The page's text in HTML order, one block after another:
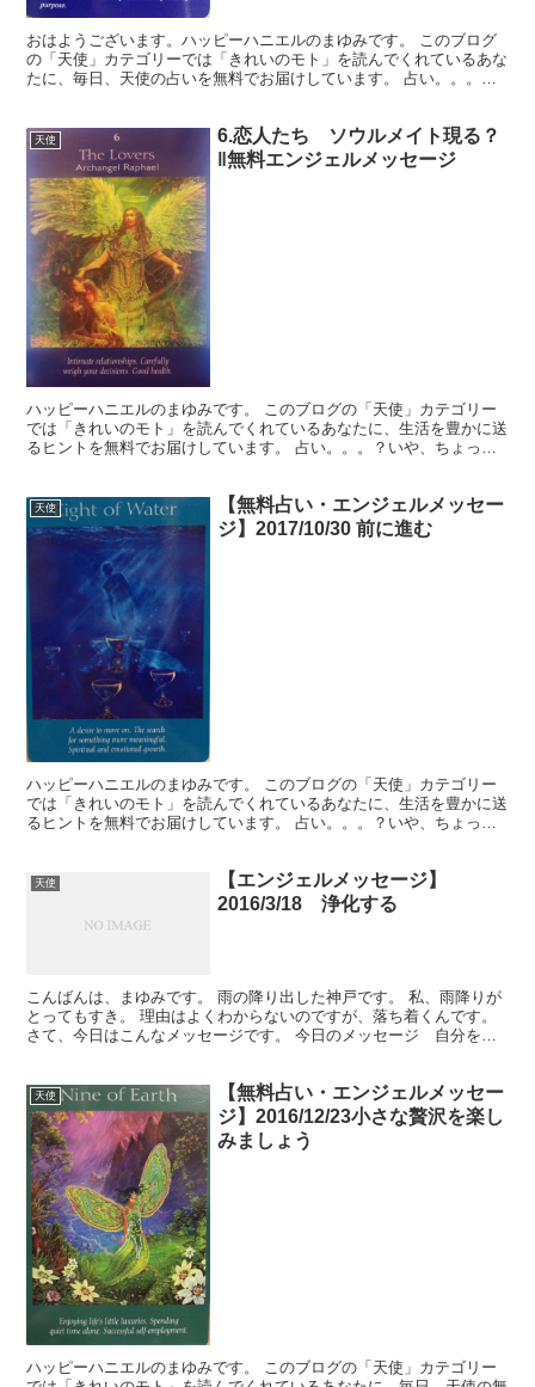
おはようございます。ハッピーハニエルのまゆみです。 このブログ
の「天使」カテゴリーでは「きれいのモト」を読んでくれているあな
たに、毎日、天使の占いを無料でお届けしています。 占い。。。？
天使
6.恋人たち ソウルメイト現る？
‖無料エンジェルメッセージ
ハッピーハニエルのまゆみです。 このブログの「天使」カテゴリー
では「きれいのモト」を読んでくれているあなたに、生活を豊かに送
るヒントを無料でお届けしています。 占い。。。？いや、ちょっと
天使
【無料占い・エンジェルメッセー
ジ】2017/10/30 前に進む
ハッピーハニエルのまゆみです。 このブログの「天使」カテゴリー
では「きれいのモト」を読んでくれているあなたに、生活を豊かに送
るヒントを無料でお届けしています。 占い。。。？いや、ちょっと
天使
【エンジェルメッセージ】
2016/3/18 浄化する
こんばんは、まゆみです。 雨の降り出した神戸です。 私、雨降りが
とってもすき。 理由はよくわからないのですが、落ち着くんです。
さて、今日はこんなメッセージです。 今日のメッセージ 自分を浄
天使
【無料占い・エンジェルメッセー
ジ】2016/12/23小さな贅沢を楽し
みましょう
ハッピーハニエルのまゆみです。 このブログの「天使」カテゴリー